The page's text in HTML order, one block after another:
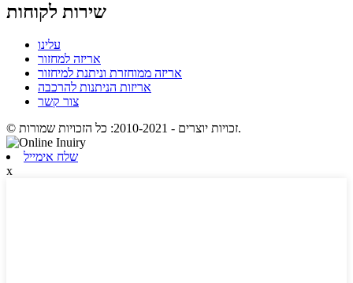
שירות לקוחות
עלינו
אריזה למחזור
אריזה ממוחזרת וניתנת למיחזור
אריזות הניתנות להרכבה
צור קשר
© זכויות יוצרים - 2010-2021: כל הזכויות שמורות.
שלח אימייל
x